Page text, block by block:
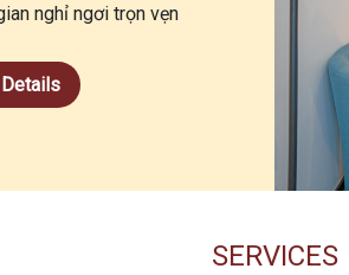
nghỉ ngơi trọn vẹn
SERVICES